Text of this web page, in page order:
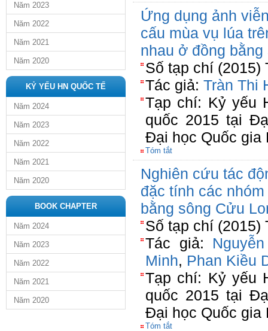
Năm 2023
Năm 2022
Năm 2021
Năm 2020
KỶ YẾU HN QUỐC TẾ
Năm 2024
Năm 2023
Năm 2022
Năm 2021
Năm 2020
BOOK CHAPTER
Năm 2024
Năm 2023
Năm 2022
Năm 2021
Năm 2020
Ứng dụng ảnh
cấu mùa vụ lúa
nhau ở đồng
Số tạp chí (2015)
Tác giả: Tràn Thi
Tạp chí: Kỷ yếu
quốc 2015 tại
Đại học Quốc gia
Tóm tắt
Nghiên cứu tác
đặc tính các
bằng sông Cửu
Số tạp chí (2015)
Tác giả:
Minh, Phan Kiều
Tạp chí: Kỷ yếu
quốc 2015 tại
Đại học Quốc gia
Tóm tắt